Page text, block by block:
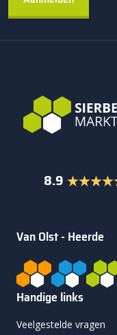
8.9
Van Olst - Heerde
Handige links
Veelgestelde vragen